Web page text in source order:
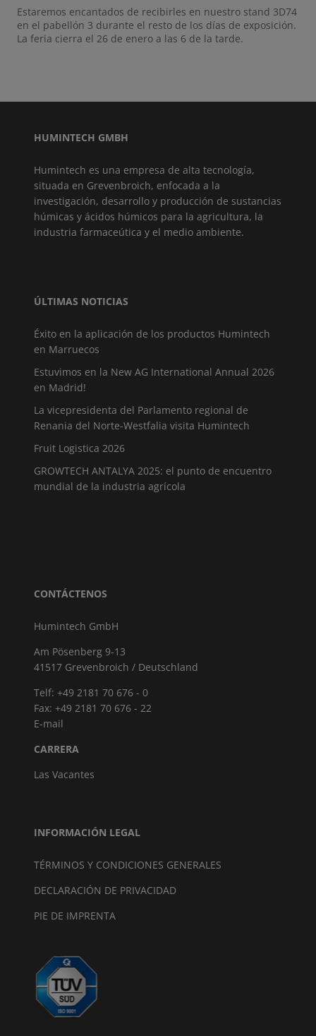
Estaremos encantados de recibirles en nuestro stand 3D74
en el pabellón 3 durante el resto de los días de exposición.
La feria cierra el 26 de enero a las 6 de la tarde.
HUMINTECH GMBH
Humintech es una empresa de alta tecnología,
situada en Grevenbroich, enfocada a la
investigación, desarrollo y producción de sustancias
húmicas y ácidos húmicos para la agricultura, la
industria farmaceútica y el medio ambiente.
ÚLTIMAS NOTICIAS
Éxito en la aplicación de los productos Humintech
en Marruecos
Estuvimos en la New AG International Annual 2026
en Madrid!
La vicepresidenta del Parlamento regional de
Renania del Norte-Westfalia visita Humintech
Fruit Logistica 2026
GROWTECH ANTALYA 2025: el punto de encuentro
mundial de la industria agrícola
CONTÁCTENOS
Humintech GmbH
Am Pösenberg 9-13
41517 Grevenbroich / Deutschland
Telf: +49 2181 70 676 - 0
Fax: +49 2181 70 676 - 22
E-mail
CARRERA
Las Vacantes
INFORMACIÓN LEGAL
TÉRMINOS Y CONDICIONES GENERALES
DECLARACIÓN DE PRIVACIDAD
PIE DE IMPRENTA